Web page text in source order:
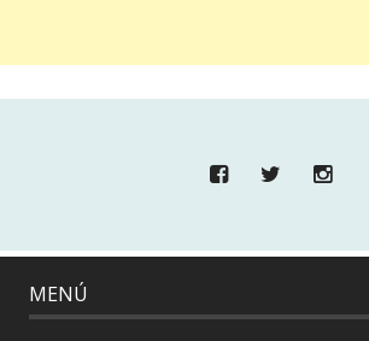
MENÚ